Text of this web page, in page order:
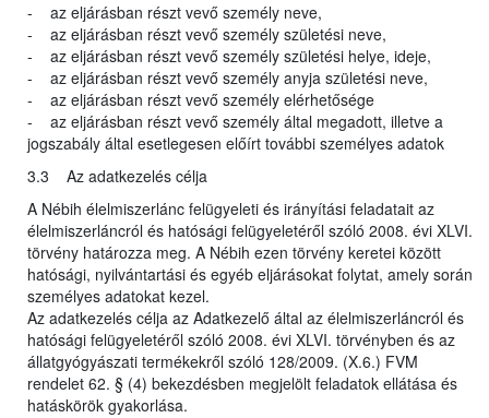
- az eljárásban részt vevő személy neve,
- az eljárásban részt vevő személy születési neve,
- az eljárásban részt vevő személy születési helye, ideje,
- az eljárásban részt vevő személy anyja születési neve,
- az eljárásban részt vevő személy elérhetősége
- az eljárásban részt vevő személy által megadott, illetve a
jogszabály által esetlegesen előírt további személyes adatok
3.3 Az adatkezelés célja
A Nébih élelmiszerlánc felügyeleti és irányítási feladatait az
élelmiszerláncról és hatósági felügyeletéről szóló 2008. évi XLVI.
törvény határozza meg. A Nébih ezen törvény keretei között
hatósági, nyilvántartási és egyéb eljárásokat folytat, amely során
személyes adatokat kezel.
Az adatkezelés célja az Adatkezelő által az élelmiszerláncról és
hatósági felügyeletéről szóló 2008. évi XLVI. törvényben és az
állatgyógyászati termékekről szóló 128/2009. (X.6.) FVM
rendelet 62. § (4) bekezdésben megjelölt feladatok ellátása és
hatáskörök gyakorlása.